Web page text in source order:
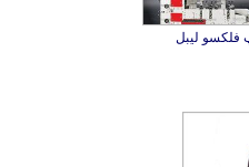
فلکسو لیبل